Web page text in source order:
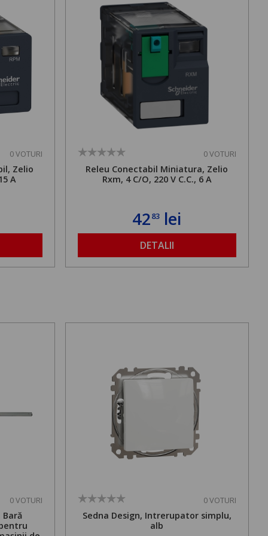
0 VOTURI
Zelio
A
0 VOTURI
Releu Conectabil Miniatura, Zelio
Rxm, 4 C/O, 220 V C.C., 6 A
4283 lei
DETALII
0 VOTURI 0 VOTURI
Sedna Design, Intrerupator simplu,
alb